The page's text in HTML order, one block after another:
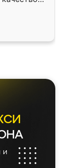
почти
и